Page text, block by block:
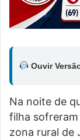
Ouvir
Na noite de
filha
zona rural de